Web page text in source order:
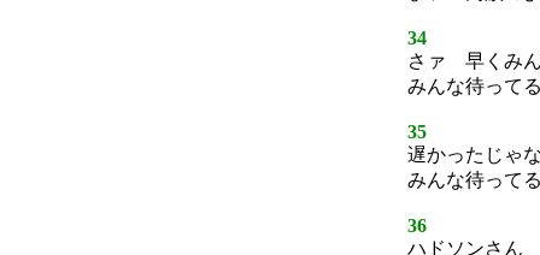
34
さァ 早くみ
みんな待って
35
遅かったじゃ
みんな待って
36
ハドソンさん